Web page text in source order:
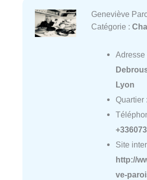
Geneviève
Catégorie :
Adresse
Lyon
Quartier :
Site
http://
ve-